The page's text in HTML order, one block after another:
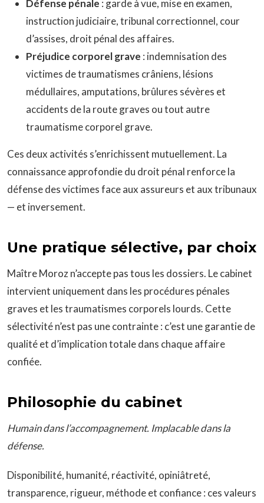
Défense pénale : garde à vue, mise en examen,
instruction judiciaire, tribunal correctionnel, cour
d’assises, droit pénal des affaires.
Préjudice corporel grave : indemnisation des
victimes de traumatismes crâniens, lésions
médullaires, amputations, brûlures sévères et
accidents de la route graves ou tout autre
traumatisme corporel grave.
Ces deux activités s’enrichissent mutuellement. La
connaissance approfondie du droit pénal renforce la
défense des victimes face aux assureurs et aux tribunaux
— et inversement.
Une pratique sélective, par choix
Maître Moroz n’accepte pas tous les dossiers. Le cabinet
intervient uniquement dans les procédures pénales
graves et les traumatismes corporels lourds. Cette
sélectivité n’est pas une contrainte : c’est une garantie de
qualité et d’implication totale dans chaque affaire
confiée.
Philosophie du cabinet
Humain dans l’accompagnement. Implacable dans la
défense.
Disponibilité, humanité, réactivité, opiniâtreté,
transparence, rigueur, méthode et confiance : ces valeurs